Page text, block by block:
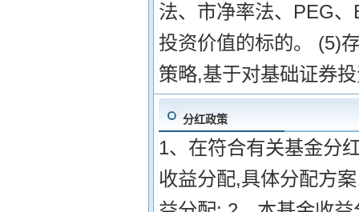
法、市净率法、PEG
投资价值的标的。 (5)
策略,基于对基础证券
分红政策
1、在符合有关基金分
收益分配,具体分配方